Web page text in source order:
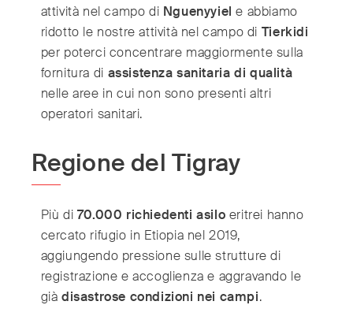
attività nel campo di Nguenyyiel e abbiamo
ridotto le nostre attività nel campo di Tierkidi
per poterci concentrare maggiormente sulla
fornitura di assistenza sanitaria di qualità
nelle aree in cui non sono presenti altri
operatori sanitari.
Regione del Tigray
Più di 70.000 richiedenti asilo eritrei hanno
cercato rifugio in Etiopia nel 2019,
aggiungendo pressione sulle strutture di
registrazione e accoglienza e aggravando le
giàdisastrose condizioni nei campi.